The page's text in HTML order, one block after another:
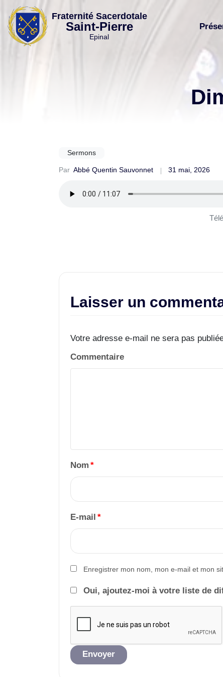
Skip
content
Fraternité Sacerdotale
Saint-Pierre
Epinal
Sermons
Par Abbé Quentin Sauvonnet 31 mai, 2026
Laisser un
Votre adresse e-mail ne sera pas
Commentaire
Nom *
E-mail *
Enregistrer mon nom, mon e-mail et mon
Oui, ajoutez-moi à votre liste de